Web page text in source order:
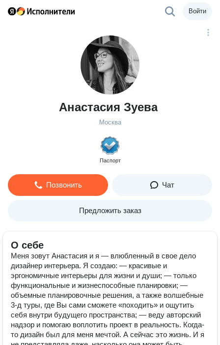
Войти
Анастасия Зуева
Москва
Паспорт
Позвонить Чат
Предложить заказ
О себе
Меня зовут Анастасия и я — влюбленный в свое дело
дизайнер интерьера. Я создаю: — красивые и
эргономичные интерьеры для жизни и души; — только
функциональные и жизнеспособные планировки; —
объемные планировочные решения, а также волшебные
3-д туры, где Вы сами сможете «походить» и ощутить
себя внутри будущего пространства; — веду авторский
надзор и помогаю воплотить проект в реальность. Когда-
то дизайн был для меня мечтой. А сейчас это жизнь. И я